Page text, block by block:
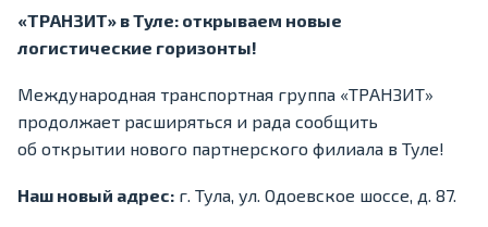
«ТРАНЗИТ» в Туле: открываем новые
логистические горизонты!
Международная транспортная группа «ТРАНЗИТ»
продолжает расширяться и рада сообщить
об открытии нового партнерского филиала в Туле!
Наш новый адрес: г. Тула, ул. Одоевское шоссе, д. 87.